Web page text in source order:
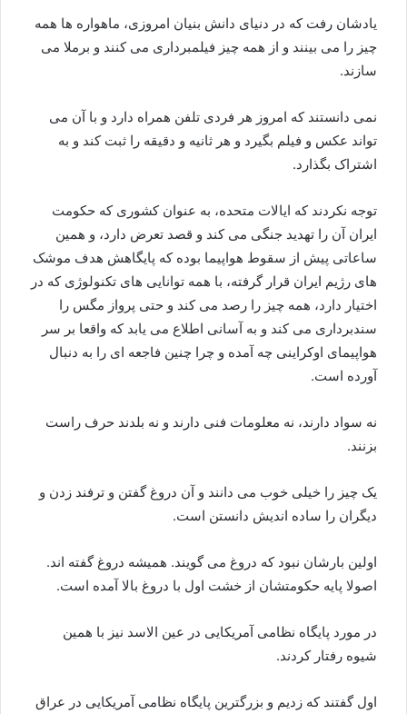
یادشان رفت که در دنیای دانش بنیان امروزی، ماهواره ها همه
چیز را می بینند و از همه چیز فیلمبرداری می کنند و برملا می
سازند.
نمی دانستند که امروز هر فردی تلفن همراه دارد و با آن می
تواند عکس و فیلم بگیرد و هر ثانیه و دقیقه را ثبت کند و به
اشتراک بگذارد.
توجه نکردند که ایالات متحده، به عنوان کشوری که حکومت
ایران آن را تهدید جنگی می کند و قصد تعرض دارد، و همین
ساعاتی پیش از سقوط هواپیما بوده که پایگاهش هدف موشک
های رژیم ایران قرار گرفته، با همه توانایی های تکنولوژی که در
اختیار دارد، همه چیز را رصد می کند و حتی پرواز مگس را
سندبرداری می کند و به آسانی اطلاع می یابد که واقعا بر سر
هواپیمای اوکراینی چه آمده و چرا چنین فاجعه ای را به دنبال
آورده است.
نه سواد دارند، نه معلومات فنی دارند و نه بلدند حرف راست
بزنند.
یک چیز را خیلی خوب می دانند و آن دروغ گفتن و ترفند زدن و
دیگران را ساده اندیش دانستن است.
اولین بارشان نبود که دروغ می گویند. همیشه دروغ گفته اند.
اصولا پایه حکومتشان از خشت اول با دروغ بالا آمده است.
در مورد پایگاه نظامی آمریکایی در عین الاسد نیز با همین
شیوه رفتار کردند.
اول گفتند که زدیم و بزرگترین پایگاه نظامی آمریکایی در عراق